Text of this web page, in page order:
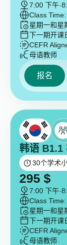
7:00 下午-
Class
星期一和星
下一期开课
CEFR
母语教师
报名
韩语 B1.1
30个学术
295 $
7:00 下午-
Class
星期一和星
下一期开课
CEFR
母语教师